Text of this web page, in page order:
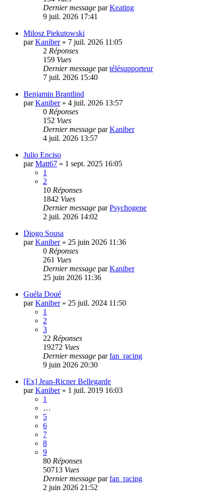
Dernier message parKeating
9 juil. 2026 17:41
Milosz Piekutowski
parKaniber» 7 juil. 2026 11:05
2 Réponses
159 Vues
Dernier message partélésupporteur
7 juil. 2026 15:40
Benjamin Brantlind
parKaniber» 4 juil. 2026 13:57
0 Réponses
152 Vues
Dernier message parKaniber
4 juil. 2026 13:57
Julio Enciso
parMatt67 » 1 sept. 2025 16:05
1
2
10 Réponses
1842 Vues
Dernier message parPsychogene
2 juil. 2026 14:02
Diogo Sousa
parKaniber» 25 juin 2026 11:36
0 Réponses
261 Vues
Dernier message parKaniber
25 juin 2026 11:36
Guéla Doué
parKaniber» 25 juil. 2024 11:50
1
2
3
22 Réponses
19272 Vues
Dernier message parfan_racing
9 juin 2026 20:30
[Ex] Jean-Ricner Bellegarde
parKaniber» 1 juil. 2019 16:03
1
…
5
6
7
8
9
80 Réponses
50713 Vues
Dernier message parfan_racing
2 juin 2026 21:52